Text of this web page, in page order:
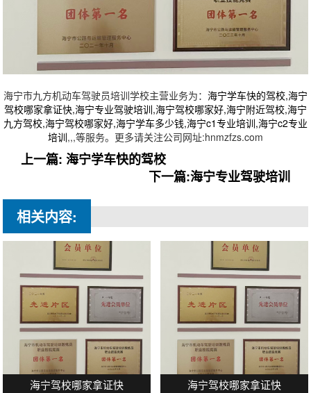
海宁市九方机动车驾驶员培训学校主营业务为： 海宁学车快的驾校,海宁
驾校哪家拿证快,海宁专业驾驶培训,海宁驾校哪家好,海宁附近驾校,海宁
九方驾校,海宁驾校哪家好,海宁学车多少钱,海宁c1专业培训,海宁c2专业
培训,,,等服务。更多请关注公司网址:hnmzfzs.com
上一篇: 海宁学车快的驾校
下一篇:海宁专业驾驶培训
相关内容:
海宁驾校哪家拿证快 海宁驾校哪家拿证快